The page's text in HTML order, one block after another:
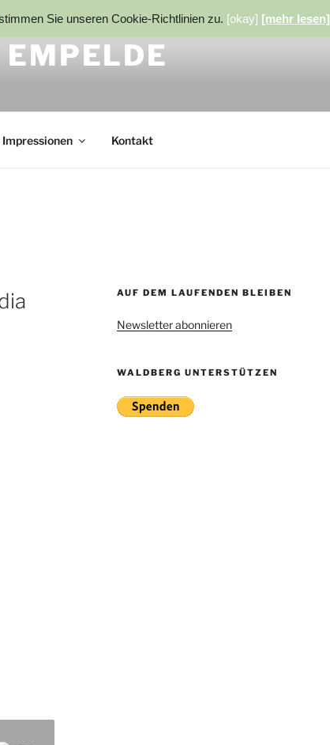
Impressionen Kontakt
AUF DEM LAUFENDEN BLEIBEN
Newsletter abonnieren
WALDBERG UNTERSTÜTZEN
Sie unseren Cookie-Richtlinien zu. [okay] [mehr lesen]